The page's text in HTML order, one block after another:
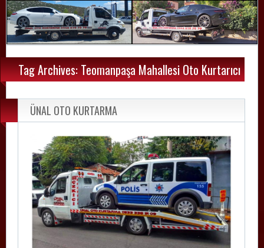
Tag Archives: Teomanpaşa Mahallesi Oto Kurtarıcı
ÜNAL OTO KURTARMA